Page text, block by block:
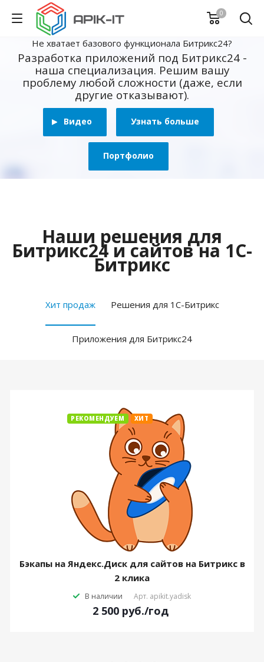
0
Не хватает базового функционала Битрикс24?
Разработка приложений под Битрикс24 -
наша специализация. Решим вашу
проблему любой сложности (даже, если
другие отказывают).
Видео Узнать больше
Портфолио
Наши решения для
Битрикс24 и сайтов на 1С-
Битрикс
Хит продаж Решения для 1С-Битрикс
Приложения для Битрикс24
РЕКОМЕНДУЕМ ХИТ
Бэкапы на Яндекс.Диск для сайтов на Битрикс в
2 клика
В наличии Арт. apikit.yadisk
2 500 руб./год